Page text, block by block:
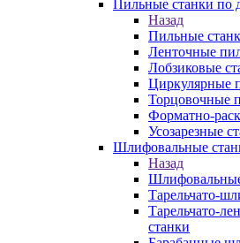
Пильные станки по
Назад
Пильные
Ленточные
Лобзиковые
Циркулярные
Торцовочные
Форматно-
Усозарезные
Шлифовальные
Назад
Тарельчато-
Тарельчато-
станки